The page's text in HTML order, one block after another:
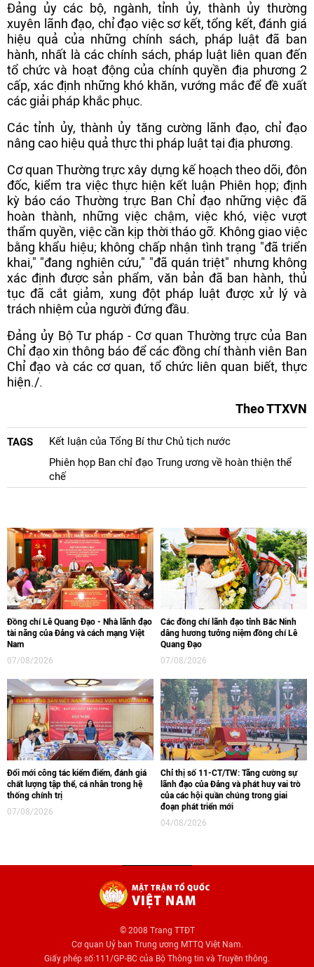
Đảng ủy các bộ, ngành, tỉnh ủy, thành ủy thường
xuyên lãnh đạo, chỉ đạo việc sơ kết, tổng kết, đánh giá
hiệu quả của những chính sách, pháp luật đã ban
hành, nhất là các chính sách, pháp luật liên quan đến
tổ chức và hoạt động của chính quyền địa phương 2
cấp, xác định những khó khăn, vướng mắc để đề xuất
các giải pháp khắc phục.
Các tỉnh ủy, thành ủy tăng cường lãnh đạo, chỉ đạo
nâng cao hiệu quả thực thi pháp luật tại địa phương.
Cơ quan Thường trực xây dựng kế hoạch theo dõi, đôn
đốc, kiểm tra việc thực hiện kết luận Phiên họp; định
kỳ báo cáo Thường trực Ban Chỉ đạo những việc đã
hoàn thành, những việc chậm, việc khó, việc vượt
thẩm quyền, việc cần kịp thời tháo gỡ. Không giao việc
bằng khẩu hiệu; không chấp nhận tình trạng "đã triển
khai," "đang nghiên cứu," "đã quán triệt" nhưng không
xác định được sản phẩm, văn bản đã ban hành, thủ
tục đã cắt giảm, xung đột pháp luật được xử lý và
trách nhiệm của người đứng đầu.
Đảng ủy Bộ Tư pháp - Cơ quan Thường trực của Ban
Chỉ đạo xin thông báo để các đồng chí thành viên Ban
Chỉ đạo và các cơ quan, tổ chức liên quan biết, thực
hiện./.
Theo TTXVN
TAGS
Kết luận của Tổng Bí thư Chủ tịch nước
Phiên họp Ban chỉ đạo Trung ương về hoàn thiện thể
chế
Đồng chí Lê Quang Đạo - Nhà lãnh đạo
tài năng của Đảng và cách mạng Việt
Nam
07/08/2026
Các đồng chí lãnh đạo tỉnh Bắc Ninh
dâng hương tưởng niệm đồng chí Lê
Quang Đạo
07/08/2026
Đổi mới công tác kiểm điểm, đánh giá
chất lượng tập thể, cá nhân trong hệ
thống chính trị
07/08/2026
Chỉ thị số 11-CT/TW: Tăng cường sự
lãnh đạo của Đảng và phát huy vai trò
của các hội quần chúng trong giai
đoạn phát triển mới
04/08/2026
© 2008 Trang TTĐT
Cơ quan Uỷ ban Trung ương MTTQ Việt Nam.
Giấy phép số:111/GP-BC của Bộ Thông tin và Truyền thông.